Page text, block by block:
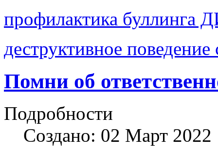
профилактика
деструктивное поведение
Помни об
Подробности
Создано: 02 Март 2022